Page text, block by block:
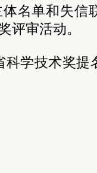
名单和失信
评审活动。
科学技术奖